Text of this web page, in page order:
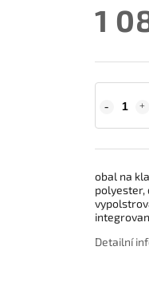
1
obal na
polyester,
Detailní